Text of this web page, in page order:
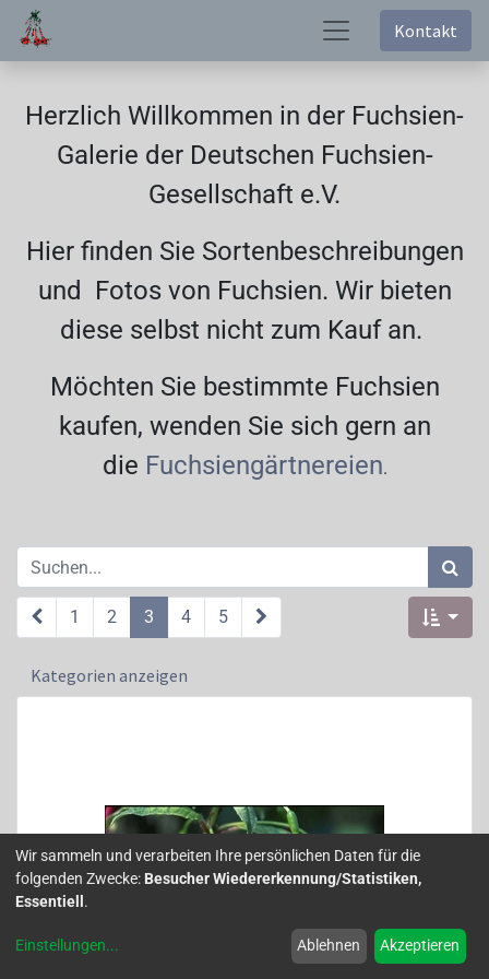
Kontakt
Herzlich Willkommen in der Fuchsien-
Galerie der Deutschen Fuchsien-
Gesellschaft e.V.
Hier finden Sie Sortenbeschreibungen
und Fotos von Fuchsien. Wir bieten
diese selbst nicht zum Kauf an.
Möchten Sie bestimmte Fuchsien
kaufen, wenden Sie sich gern an
die Fuchsiengärtnereien.
1 2 3 4 5
Kategorien anzeigen
Wir sammeln und verarbeiten Ihre persönlichen Daten für die
folgenden Zwecke: Besucher Wiedererkennung/Statistiken,
Essentiell .
Einstellungen... Ablehnen Akzeptieren